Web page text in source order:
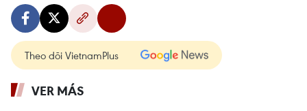
Theo dõi VietnamPlus
VER MÁS